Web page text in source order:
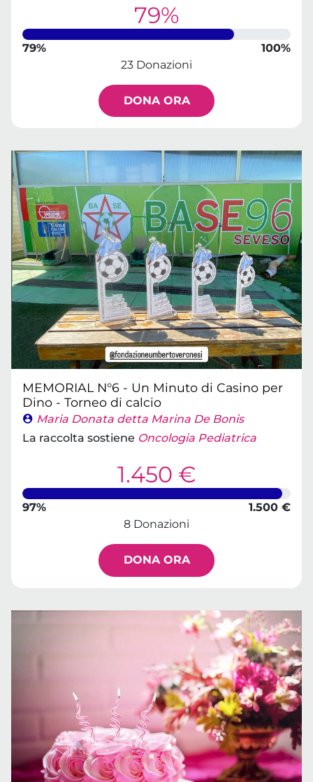
79%
79%
100%
23 Donazioni
DONA ORA
MEMORIAL N°6 - Un Minuto di Casino per
Dino - Torneo di calcio
Maria Donata detta Marina De Bonis
La raccolta sostiene Oncologia Pediatrica
1.450 €
97%
1.500 €
8 Donazioni
DONA ORA